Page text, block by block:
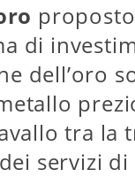
di
dell’oro
tra la
servizi